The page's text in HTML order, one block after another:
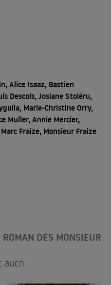
Alice Isaaz, Bastien
Descols, Josiane Stoléru,
Marie-Christine Orry,
Muller, Annie Mercier,
Fraize, Monsieur Fraize
DES MONSIEUR
auch: